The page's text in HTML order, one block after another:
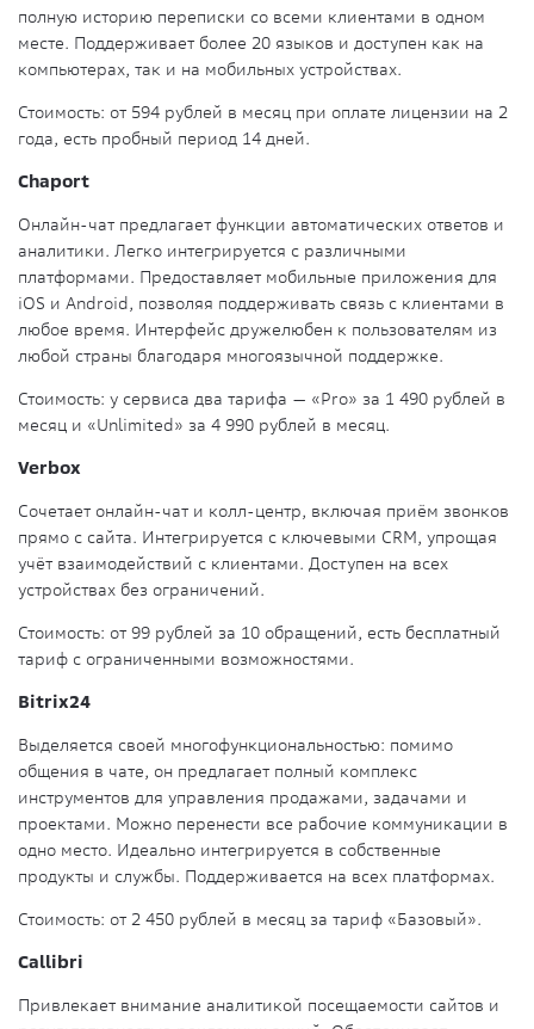
полную историю переписки со всеми клиентами в одном
месте. Поддерживает более 20 языков и доступен как на
компьютерах, так и на мобильных устройствах.
Стоимость: от 594 рублей в месяц при оплате лицензии на 2
года, есть пробный период 14 дней.
Chaport
Онлайн-чат предлагает функции автоматических ответов и
аналитики. Легко интегрируется с различными
платформами. Предоставляет мобильные приложения для
iOS и Android, позволяя поддерживать связь с клиентами в
любое время. Интерфейс дружелюбен к пользователям из
любой страны благодаря многоязычной поддержке.
Стоимость: у сервиса два тарифа — «Pro» за 1 490 рублей в
месяц и «Unlimited» за 4 990 рублей в месяц.
Verbox
Сочетает онлайн-чат и колл-центр, включая приём звонков
прямо с сайта. Интегрируется с ключевыми CRM, упрощая
учёт взаимодействий с клиентами. Доступен на всех
устройствах без ограничений.
Стоимость: от 99 рублей за 10 обращений, есть бесплатный
тариф с ограниченными возможностями.
Bitrix24
Выделяется своей многофункциональностью: помимо
общения в чате, он предлагает полный комплекс
инструментов для управления продажами, задачами и
проектами. Можно перенести все рабочие коммуникации в
одно место. Идеально интегрируется в собственные
продукты и службы. Поддерживается на всех платформах.
Стоимость: от 2 450 рублей в месяц за тариф «Базовый».
Callibri
Привлекает внимание аналитикой посещаемости сайтов и